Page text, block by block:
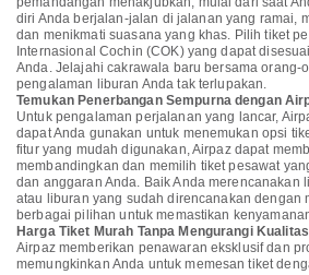
diri Anda berjalan-jalan di jalanan yang ramai,
dan menikmati suasana yang khas. Pilih tiket
Internasional Cochin (COK) yang dapat
Anda. Jelajahi cakrawala baru bersama orang-
pengalaman liburan Anda tak terlupakan.
Temukan Penerbangan Sempurna dengan
Untuk pengalaman perjalanan yang lancar,
dapat Anda gunakan untuk menemukan opsi
fitur yang mudah digunakan, Airpaz dapat
membandingkan dan memilih tiket pesawat
dan anggaran Anda. Baik Anda merencanakan
atau liburan yang sudah direncanakan dengan
berbagai pilihan untuk memastikan
Harga Tiket Murah Tanpa Mengurangi Kualitas
Airpaz memberikan penawaran eksklusif dan
memungkinkan Anda untuk memesan tiket